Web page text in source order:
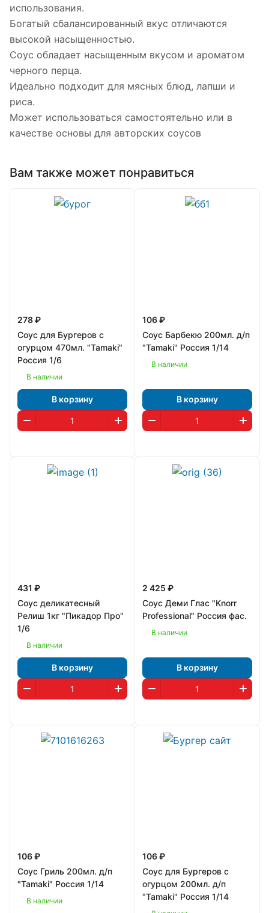
использования.
Богатый сбалансированный вкус отличаются
высокой насыщенностью.
Соус обладает насыщенным вкусом и ароматом
черного перца.
Идеально подходит для мясных блюд, лапши и
риса.
Может использоваться самостоятельно или в
качестве основы для авторских соусов
Вам также может понравиться
278 ₽
Соус для Бургеров с
огурцом 470мл. "Tamaki"
Россия 1/6
В наличии
В корзину
106 ₽
Соус Барбекю 200мл. д/п
"Tamaki" Россия 1/14
В наличии
В корзину
431 ₽
Соус деликатесный
Релиш 1кг "Пикадор Про"
1/6
В наличии
В корзину
2 425 ₽
Соус Деми Глас "Knorr
Professional" Россия фас.
В наличии
В корзину
106 ₽
Соус Гриль 200мл. д/п
"Tamaki" Россия 1/14
В наличии
106 ₽
Соус для Бургеров с
огурцом 200мл. д/п
"Tamaki" Россия 1/14